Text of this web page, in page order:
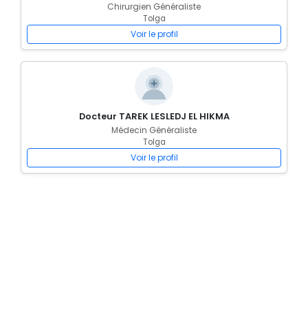
Chirurgien Généraliste
Tolga
Voir le profil
Docteur TAREK LESLEDJ EL HIKMA
Médecin Généraliste
Tolga
Voir le profil